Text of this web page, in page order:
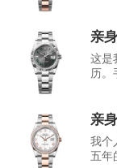
亲
这是
历。
亲
我个
五年